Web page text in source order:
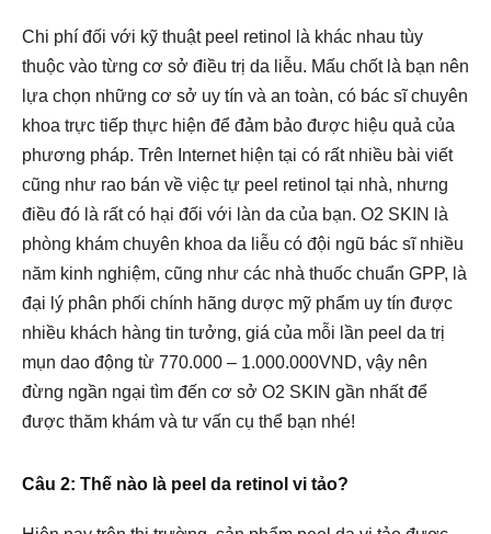
Chi phí đối với kỹ thuật peel retinol là khác nhau tùy
thuộc vào từng cơ sở điều trị da liễu. Mấu chốt là bạn nên
lựa chọn những cơ sở uy tín và an toàn, có bác sĩ chuyên
khoa trực tiếp thực hiện để đảm bảo được hiệu quả của
phương pháp. Trên Internet hiện tại có rất nhiều bài viết
cũng như rao bán về việc tự peel retinol tại nhà, nhưng
điều đó là rất có hại đối với làn da của bạn. O2 SKIN là
phòng khám chuyên khoa da liễu có đội ngũ bác sĩ nhiều
năm kinh nghiệm, cũng như các nhà thuốc chuẩn GPP, là
đại lý phân phối chính hãng dược mỹ phẩm uy tín được
nhiều khách hàng tin tưởng, giá của mỗi lần peel da trị
mụn dao động từ 770.000 – 1.000.000VND, vậy nên
đừng ngần ngại tìm đến cơ sở O2 SKIN gần nhất để
được thăm khám và tư vấn cụ thể bạn nhé!
Câu 2: Thế nào là peel da retinol vi tảo?